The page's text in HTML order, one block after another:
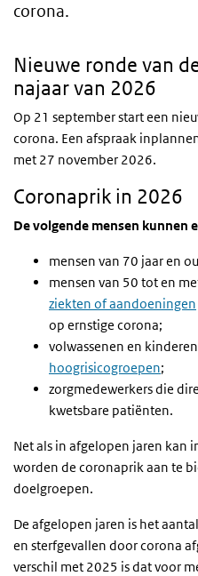
corona.
Nieuwe ronde van
najaar van 2026
Op 21 september start een
corona. Een afspraak
met 27 november 2026.
Coronaprik in 2026
De volgende mensen kunnen
mensen van 70 jaar en
mensen van 50 tot en
ziekten of aandoeningen
op ernstige corona;
volwassenen en
hoogrisicogroepen;
zorgmedewerkers die
kwetsbare patiënten.
Net als in afgelopen jaren kan
worden de coronaprik aan te
doelgroepen.
De afgelopen jaren is het
en sterfgevallen door corona
verschil met 2025 is dat voor